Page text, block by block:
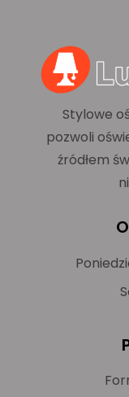
Stylowe
pozwoli
źródłem